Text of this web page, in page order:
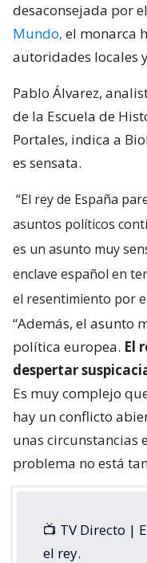
desaconsejada por
Mundo, el monarca
autoridades locales
Pablo Álvarez,
de la Escuela de
Portales, indica a
es sensata.
“El rey de España
asuntos políticos
es un asunto muy
enclave español en
el resentimiento por
“Además, el asunto
política europea. El
despertar
Es muy complejo
hay un conflicto
unas circunstancias
problema no está
📺 TV Directo |
el rey.